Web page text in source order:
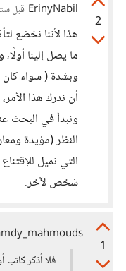
2
ErinyNabil قبل
هذا لأننا نخضع
ما يصل إلينا
وبشدة ( سواء كان
أن ندرك هذا
ونبدأ في البحث
النظر (مؤيدة
التي نميل
شخص لآخر.
1
فلا أذكر كاتب